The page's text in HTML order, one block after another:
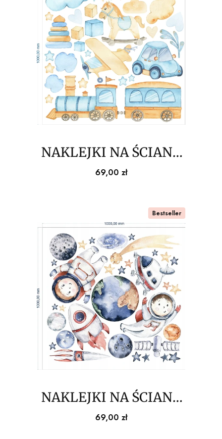
NAKLEJKI NA ŚCIANĘ
transport air
Cena
69,00 zł
Bestseller
NAKLEJKI NA ŚCIANĘ
ale kosmos, układ
Cena
69,00 zł